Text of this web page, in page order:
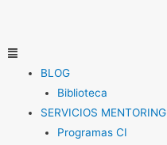
contenido
Menú
BLOG
Biblioteca
SERVICIOS MENTORING
Programas CI